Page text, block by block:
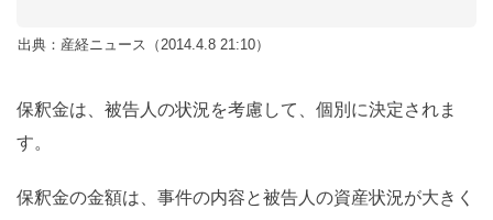
出典：産経ニュース（2014.4.8 21:10）
保釈金は、被告人の状況を考慮して、個別に決定されま
す。
保釈金の金額は、事件の内容と被告人の資産状況が大きく